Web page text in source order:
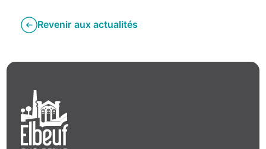
Revenir aux actualités